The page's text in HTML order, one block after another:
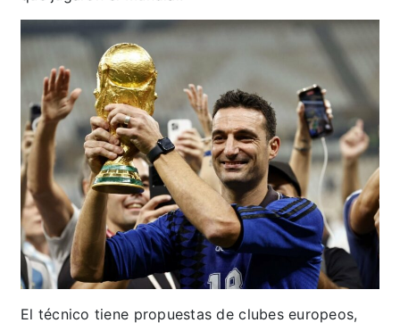
El técnico tiene propuestas de clubes europeos,